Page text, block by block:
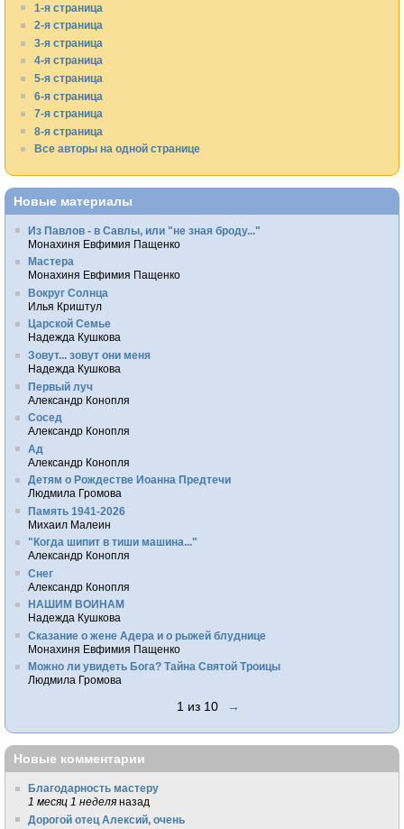
1-я страница
2-я страница
3-я страница
4-я страница
5-я страница
6-я страница
7-я страница
8-я страница
Все авторы на одной странице
Новые материалы
Из Павлов - в Савлы, или "не зная броду..."
Монахиня Евфимия Пащенко
Мастера
Монахиня Евфимия Пащенко
Вокруг Солнца
Илья Криштул
Царской Семье
Надежда Кушкова
Зовут... зовут они меня
Надежда Кушкова
Первый луч
Александр Конопля
Сосед
Александр Конопля
Ад
Александр Конопля
Детям о Рождестве Иоанна Предтечи
Людмила Громова
Память 1941-2026
Михаил Малеин
"Когда шипит в тиши машина..."
Александр Конопля
Снег
Александр Конопля
НАШИМ ВОИНАМ
Надежда Кушкова
Сказание о жене Адера и о рыжей блуднице
Монахиня Евфимия Пащенко
Можно ли увидеть Бога? Тайна Святой Троицы
Людмила Громова
1 из 10 →
Новые комментарии
Благодарность мастеру
1 месяц 1 неделя назад
Дорогой отец Алексий, очень